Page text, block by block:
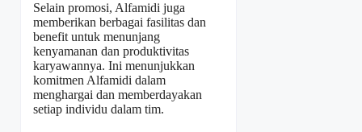
Selain promosi, Alfamidi juga
memberikan berbagai fasilitas dan
benefit untuk menunjang
kenyamanan dan produktivitas
karyawannya. Ini menunjukkan
komitmen Alfamidi dalam
menghargai dan memberdayakan
setiap individu dalam tim.